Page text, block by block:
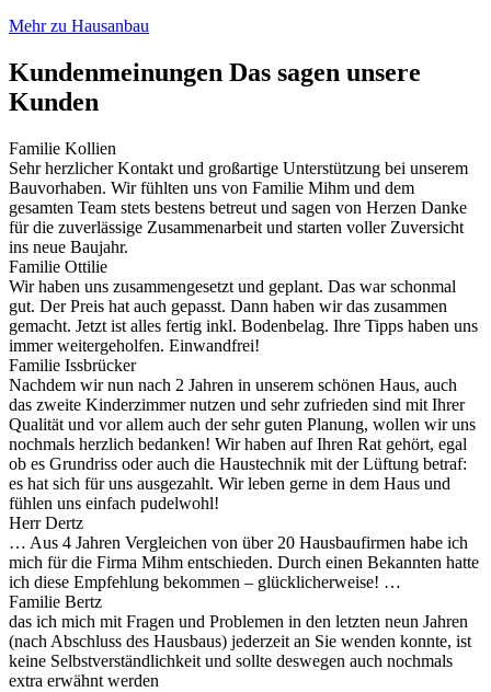
Mehr zu Hausanbau
Kundenmeinungen Das sagen unsere
Kunden
Familie Kollien
Sehr herzlicher Kontakt und großartige Unterstützung bei unserem
Bauvorhaben. Wir fühlten uns von Familie Mihm und dem
gesamten Team stets bestens betreut und sagen von Herzen Danke
für die zuverlässige Zusammenarbeit und starten voller Zuversicht
ins neue Baujahr.
Familie Ottilie
Wir haben uns zusammengesetzt und geplant. Das war schonmal
gut. Der Preis hat auch gepasst. Dann haben wir das zusammen
gemacht. Jetzt ist alles fertig inkl. Bodenbelag. Ihre Tipps haben uns
immer weitergeholfen. Einwandfrei!
Familie Issbrücker
Nachdem wir nun nach 2 Jahren in unserem schönen Haus, auch
das zweite Kinderzimmer nutzen und sehr zufrieden sind mit Ihrer
Qualität und vor allem auch der sehr guten Planung, wollen wir uns
nochmals herzlich bedanken! Wir haben auf Ihren Rat gehört, egal
ob es Grundriss oder auch die Haustechnik mit der Lüftung betraf:
es hat sich für uns ausgezahlt. Wir leben gerne in dem Haus und
fühlen uns einfach pudelwohl!
Herr Dertz
… Aus 4 Jahren Vergleichen von über 20 Hausbaufirmen habe ich
mich für die Firma Mihm entschieden. Durch einen Bekannten hatte
ich diese Empfehlung bekommen – glücklicherweise! …
Familie Bertz
das ich mich mit Fragen und Problemen in den letzten neun Jahren
(nach Abschluss des Hausbaus) jederzeit an Sie wenden konnte, ist
keine Selbstverständlichkeit und sollte deswegen auch nochmals
extra erwähnt werden